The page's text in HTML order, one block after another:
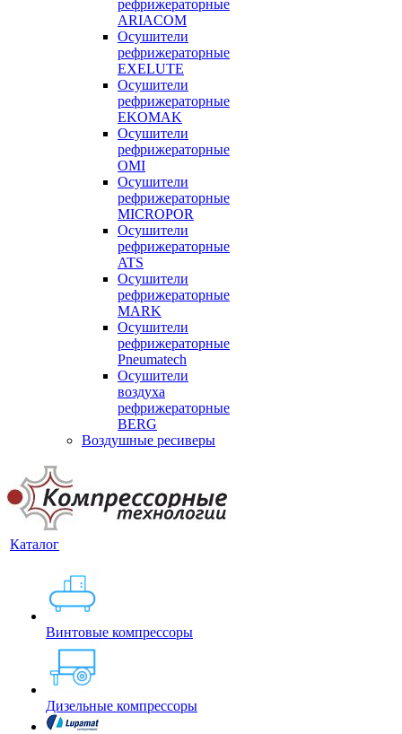
рефрижераторные
ARIACOM
Осушители
рефрижераторные
EXELUTE
Осушители
рефрижераторные
EKOMAK
Осушители
рефрижераторные
OMI
Осушители
рефрижераторные
MICROPOR
Осушители
рефрижераторные
ATS
Осушители
рефрижераторные
MARK
Осушители
рефрижераторные
Pneumatech
Осушители
воздуха
рефрижераторные
BERG
Воздушные ресиверы
Каталог
Винтовые компрессоры
Дизельные компрессоры